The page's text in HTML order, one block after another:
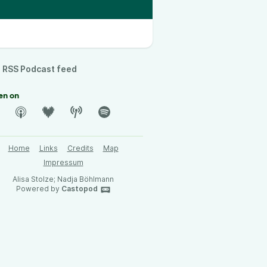
RSS Podcast feed
on
Home Links Credits
Map
Impressum
Alisa Stolze; Nadja Böhlmann
Powered by Castopod